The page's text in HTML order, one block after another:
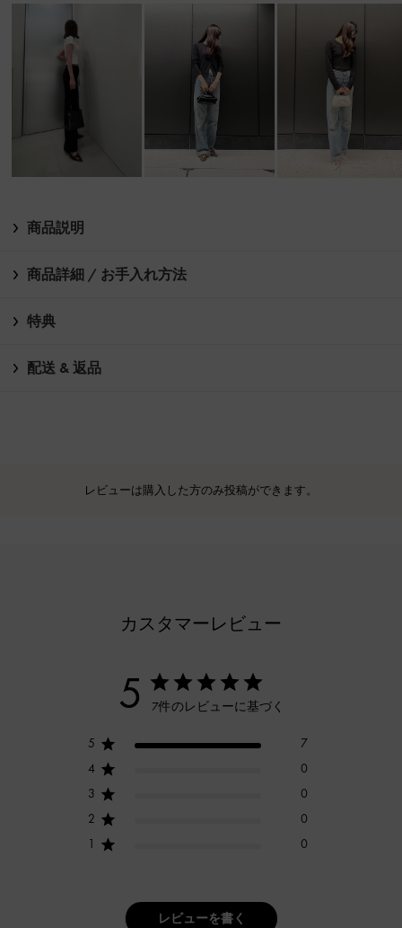
商品説明
商品詳細 / お手入れ方法
特典
配送 & 返品
レビューは購入した方のみ投稿ができます。
カスタマーレビュー
5 7件のレビューに基づく
5
7
4
0
3
0
2
0
1
0
レビューを書く